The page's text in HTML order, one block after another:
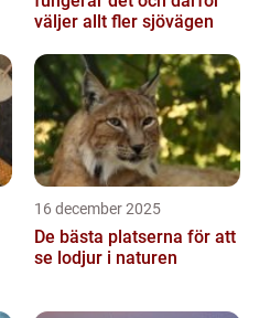
väljer allt fler sjövägen
16 december 2025
De bästa platserna för att
se lodjur i naturen